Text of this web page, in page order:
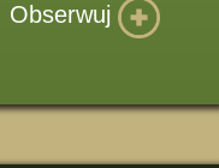
Obserwuj